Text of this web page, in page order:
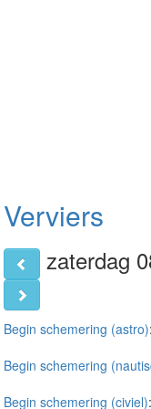
Verviers
zaterdag
Begin schemering (astro):
Begin schemering
Begin schemering (civiel):